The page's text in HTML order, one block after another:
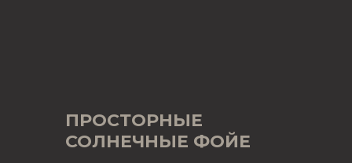
ПРОСТОРНЫЕ
СОЛНЕЧНЫЕ ФОЙЕ